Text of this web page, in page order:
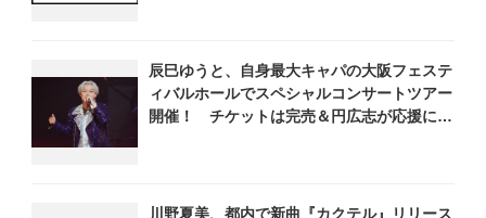
辰巳ゆうと、自身最大キャパの大阪フェステ
ィバルホールでスペシャルコンサートツアー
開催！ チケットは完売＆円広志が応援に、
川野夏美、都内で新曲『カクテル』リリース